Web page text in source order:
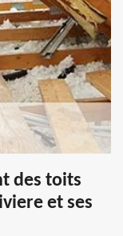
des toits
et ses